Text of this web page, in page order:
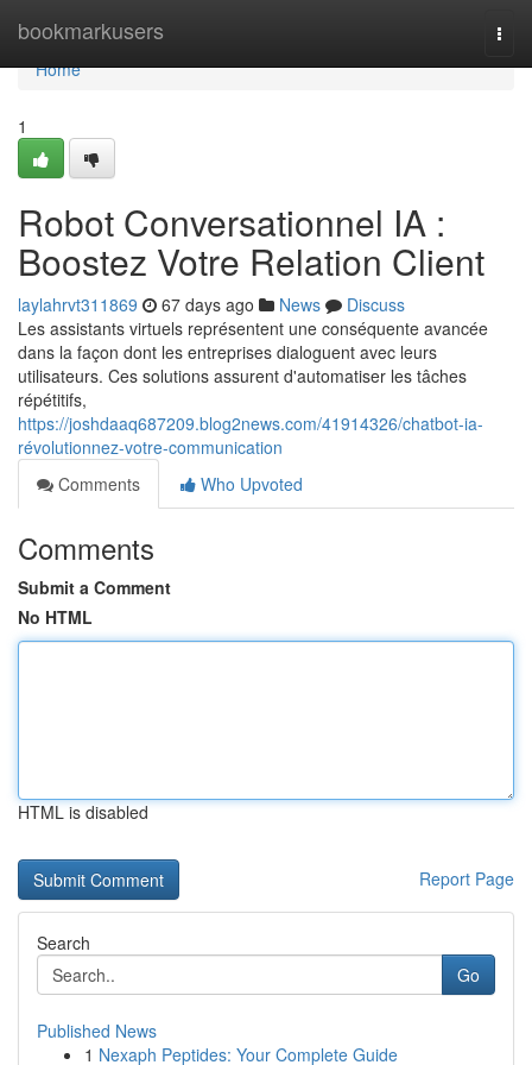
bookmarkusers
Home
Home
1
Robot Conversationnel IA :
Boostez Votre Relation Client
laylahrvt311869 67 days ago News
Discuss
Les assistants virtuels représentent une conséquente avancée
dans la façon dont les entreprises dialoguent avec leurs
utilisateurs. Ces solutions assurent d'automatiser les tâches
répétitifs,
https://joshdaaq687209.blog2news.com/41914326/chatbot-ia-
révolutionnez-votre-communication
Comments
Who Upvoted
Comments
Submit a Comment
No HTML
HTML is disabled
Report Page
Search
Go
Published News
1 Nexaph Peptides: Your Complete Guide